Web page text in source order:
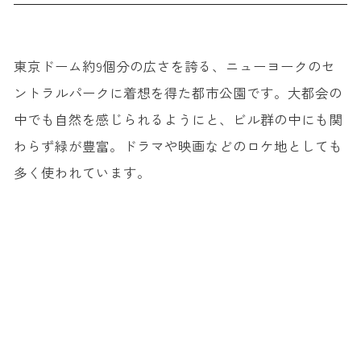
東京ドーム約9個分の広さを誇る、ニューヨークのセ
ントラルパークに着想を得た都市公園です。大都会の
中でも自然を感じられるようにと、ビル群の中にも関
わらず緑が豊富。ドラマや映画などのロケ地としても
多く使われています。